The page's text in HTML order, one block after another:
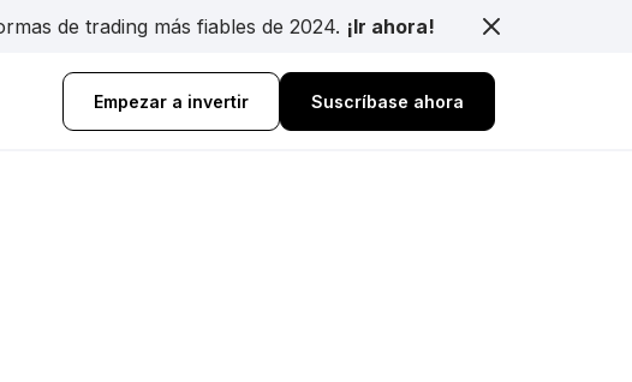
de trading más fiables de 2024. ¡Ir ahora!
Empezar a invertir Suscríbase ahora